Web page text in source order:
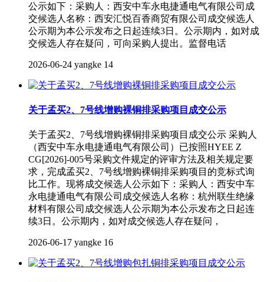
公示如下：采购人：西安中车永电捷通电气有限公司成
交候选人名称：西安汇悦百香商贸有限公司成交候选人
公示期为本公示发布之日起连续3日。公示期内，如对成
交候选人存在疑问，可向采购人提出。监督电话
2026-06-24 yangke 14
关于孟买2、7号线增购裸铜排采购项目成交公示
关于孟买2、7号线增购裸铜排采购项目成交公示 采购人
（西安中车永电捷通电气有限公司）已按照HYEE Z
CG[2026]-005号采购文件规定的评审方法及相关规定要
求，完成孟买2、7号线增购裸铜排采购项目的竞标式询
比工作。现将成交候选人公示如下：采购人：西安中车
永电捷通电气有限公司成交候选人名称：杭州联生绝缘
材料有限公司成交候选人公示期为本公示发布之日起连
续3日。公示期内，如对成交候选人存在疑问，
2026-06-17 yangke 16